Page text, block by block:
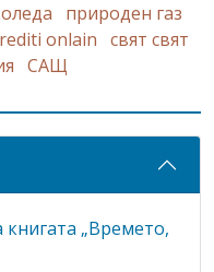
природен газ
onlain свят свят
САЩ
„Времето,